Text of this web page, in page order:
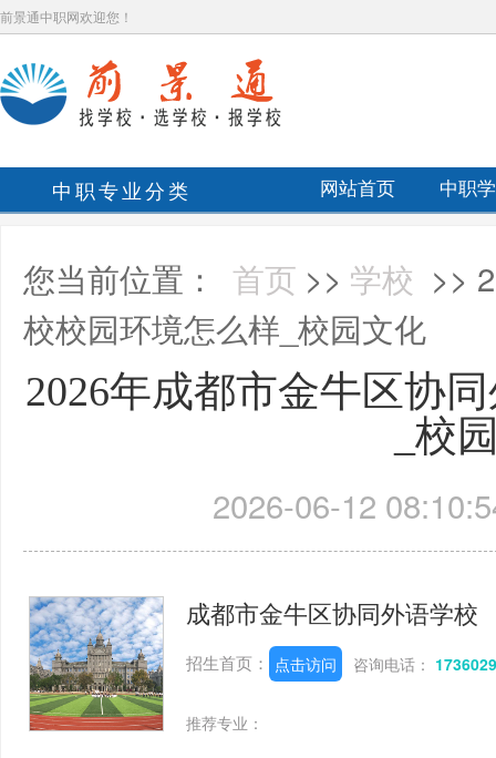
前景通中职网欢迎您！
中职专业分类 网站首页 中职
您当前位置： 首页 >> 学校 >>
校校园环境怎么样_校园文化
2026年成都市金牛区协
_校
2026-06-12
成都市金牛区协同外语学校
招生首页： 点击访问 咨询电话：
推荐专业：